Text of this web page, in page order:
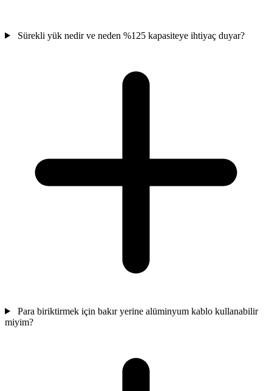
Sürekli yük nedir ve neden %125 kapasiteye ihtiyaç duyar?
Para biriktirmek için bakır yerine alüminyum kablo kullanabilir
miyim?